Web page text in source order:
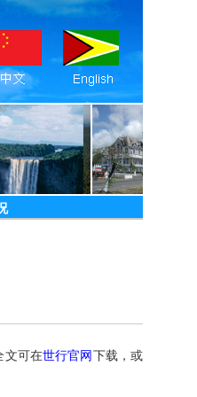
文可在世行官网 下载，或